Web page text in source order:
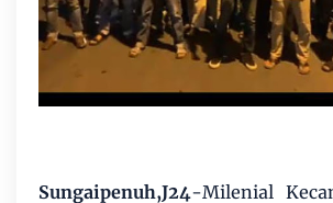
Sungaipenuh,J24-Milenial